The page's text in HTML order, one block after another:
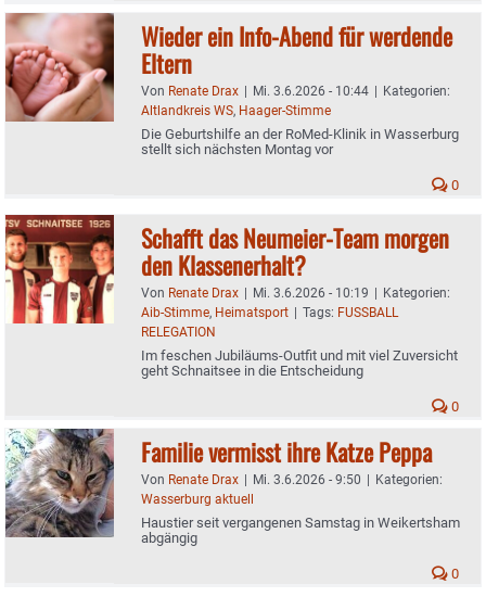
Wieder ein Info-Abend für werdende
Eltern
Von Renate Drax | Mi. 3.6.2026 - 10:44 | Kategorien:
Altlandkreis WS, Haager-Stimme
Die Geburtshilfe an der RoMed-Klinik in Wasserburg
stellt sich nächsten Montag vor
0
Schafft das Neumeier-Team morgen
den Klassenerhalt?
Von Renate Drax | Mi. 3.6.2026 - 10:19 | Kategorien:
Aib-Stimme, Heimatsport | Tags: FUSSBALL
RELEGATION
Im feschen Jubiläums-Outfit und mit viel Zuversicht
geht Schnaitsee in die Entscheidung
0
Familie vermisst ihre Katze Peppa
Von Renate Drax | Mi. 3.6.2026 - 9:50 | Kategorien:
Wasserburg aktuell
Haustier seit vergangenen Samstag in Weikertsham
abgängig
0